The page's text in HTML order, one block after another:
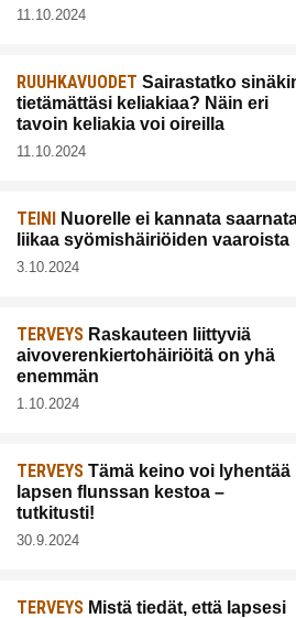
11.10.2024
RUUHKAVUODET Sairastatko
tietämättäsi keliakiaa? Näin eri
tavoin keliakia voi oireilla
11.10.2024
TEINI Nuorelle ei kannata
liikaa syömishäiriöiden vaaroista
3.10.2024
TERVEYS Raskauteen liittyviä
aivoverenkiertohäiriöitä on yhä
enemmän
1.10.2024
TERVEYS Tämä keino voi lyhentää
lapsen flunssan kestoa –
tutkitusti!
30.9.2024
TERVEYS Mistä tiedät, että lapsesi